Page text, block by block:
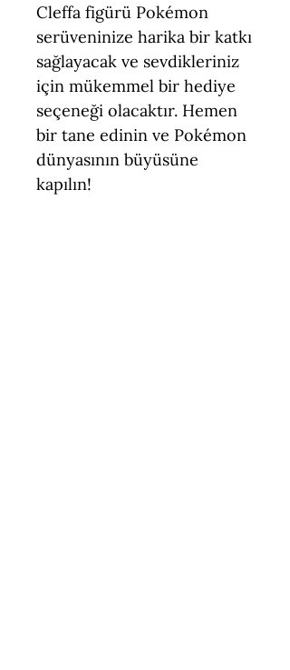
Cleffa figürü Pokémon
serüveninize harika bir katkı
sağlayacak ve sevdikleriniz
için mükemmel bir hediye
seçeneği olacaktır. Hemen
bir tane edinin ve Pokémon
dünyasının büyüsüne
kapılın!